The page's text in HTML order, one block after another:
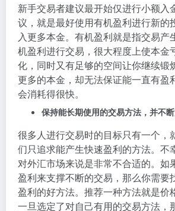
新手交易者建议最开始仅进行小额入
议，就是最好使用有机盈利进行新的
入更多本金。有机盈利就是指交易产
机盈利进行交易，很大程度上使本金
化，同时又有足够的空间让你继续锻
更多的本金，却无法保证能一直有盈
会消耗得很快。
保持能长期使用的交易方法，并不
很多人进行交易时的目标只有一个，
们只追求能产生快速盈利的方法。不
对外汇市场来说是非常不合适的。如
盈利来支撑不断的交易，那么你需要
盈利的好方法。推荐一种方法就是价
一旦选定了对自己有用的交易方法，